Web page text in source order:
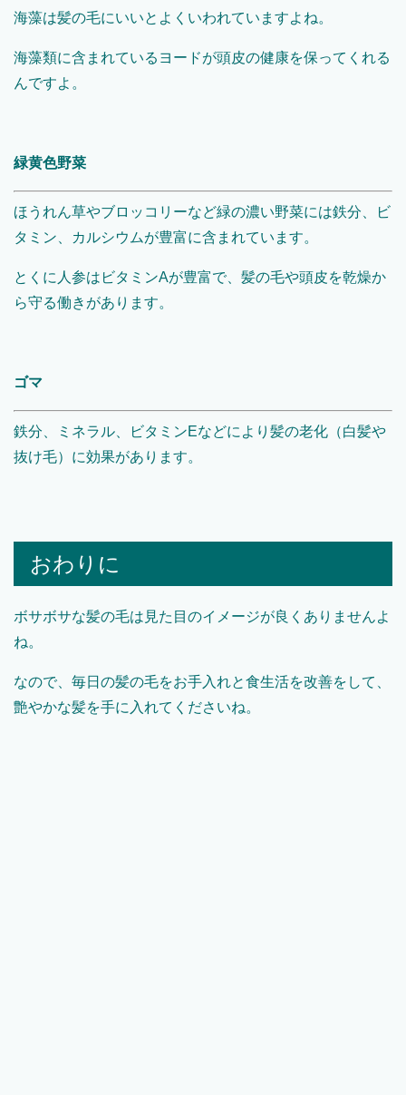
海藻は髪の毛にいいとよくいわれていますよね。
海藻類に含まれているヨードが頭皮の健康を保ってくれる
んですよ。
緑黄色野菜
ほうれん草やブロッコリーなど緑の濃い野菜には鉄分、ビ
タミン、カルシウムが豊富に含まれています。
とくに人参はビタミンAが豊富で、髪の毛や頭皮を乾燥か
ら守る働きがあります。
ゴマ
鉄分、ミネラル、ビタミンEなどにより髪の老化（白髪や
抜け毛）に効果があります。
おわりに
ボサボサな髪の毛は見た目のイメージが良くありませんよ
ね。
なので、毎日の髪の毛をお手入れと食生活を改善をして、
艶やかな髪を手に入れてくださいね。